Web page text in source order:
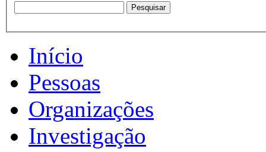
Início
Pessoas
Organizações
Investigação